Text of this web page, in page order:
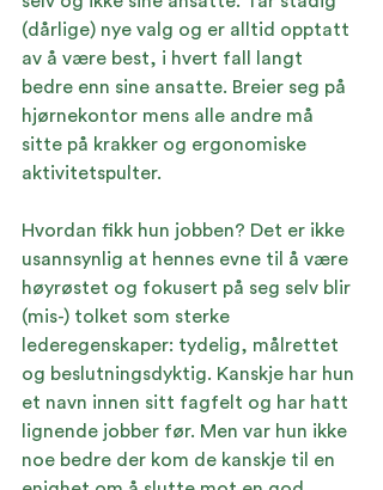
(dårlige) nye valg og er alltid opptatt
av å være best, i hvert fall langt
bedre enn sine ansatte. Breier seg på
hjørnekontor mens alle andre må
sitte på krakker og ergonomiske
aktivitetspulter.
Hvordan fikk hun jobben? Det er ikke
usannsynlig at hennes evne til å være
høyrøstet og fokusert på seg selv blir
(mis-) tolket som sterke
lederegenskaper: tydelig, målrettet
og beslutningsdyktig. Kanskje har hun
et navn innen sitt fagfelt og har hatt
lignende jobber før. Men var hun ikke
noe bedre der kom de kanskje til en